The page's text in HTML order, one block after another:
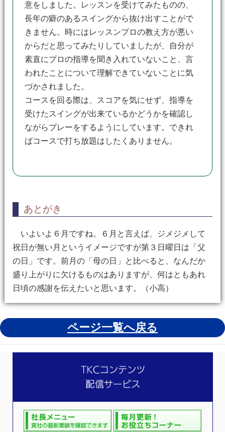
意をしました。レッスンを受けてみたものの、
長年の癖のあるスイングから抜け出すことがで
きません。時にはレッスンプロの教え方が悪い
からだと思ってみたりしていましたが、自分が
素直にプロの指導を聞き入れていないこと、言
われたことについて理解できていないことに気
づかされました。
コースを回る際は、スコアを気にせず、指導を
受けたスイングが出来ているかどうかを確認し
ながらプレーをするようにしています。できれ
ばコースで打ち放題はしたくありません。
あとがき
いよいよ６月ですね。６月と言えば、ジメジメして
祝日が無い月というイメージですが第３日曜日は「父
の日」です。前月の「母の日」と比べると、なんだか
盛り上がりに欠けるものはありますが、何はともあれ
日頃の感謝を伝えたいと思います。（小高）
ページ一覧へ戻る